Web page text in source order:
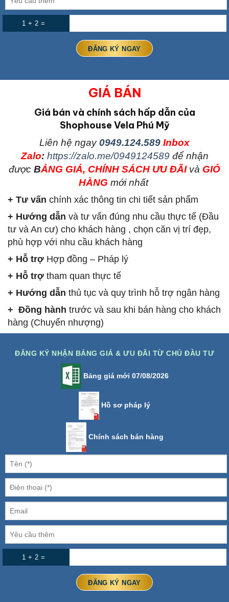
1 + 2 =
GIÁ BÁN
Giá bán và chính sách hấp dẫn của
Shophouse Vela Phú Mỹ
Liên hệ ngay 0949.124.589 Inbox
Zalo: https://zalo.me/0949124589để nhận
được BẢNG GIÁ, CHÍNH SÁCH ƯU ĐÃIvà GIỎ
HÀNG mới nhất
+ Tư vấn chính xác thông tin chi tiết sản phẩm
+ Hướng dẫn và tư vấn đúng nhu cầu thực tế (Đầu
tư và An cư) cho khách hàng , chọn căn vị trí đẹp,
phù hợp với nhu cầu khách hàng
+ Hỗ trợ Hợp đồng – Pháp lý
+ Hỗ trợ tham quan thực tế
+ Hướng dẫn thủ tục và quy trình hỗ trợ ngân hàng
+ Đồng hành trước và sau khi bán hàng cho khách
hàng (Chuyển nhượng)
ĐĂNG KÝ NHẬN BẢNG GIÁ & ƯU ĐÃI TỪ CHỦ ĐẦU TƯ
Bảng giá mới 07/08/2026
Hồ sơ pháp lý
Chính sách bán hàng
1 + 2 =